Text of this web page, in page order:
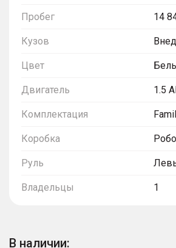
Пробег 14
Кузов
Цвет
Двигатель 1.5
Комплектация
Коробка
Руль
Владельцы 1
В наличии: